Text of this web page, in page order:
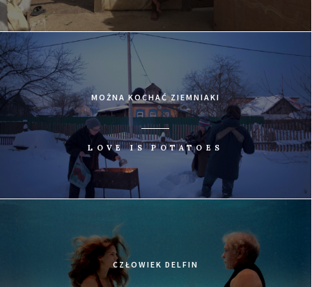
MOŻNA KOCHAĆ ZIEMNIAKI
LOVE IS POTATOES
CZŁOWIEK DELFIN